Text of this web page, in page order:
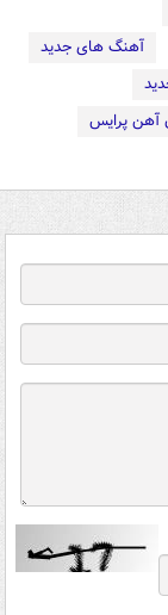
آهنگ های جدید
آهن پرایس